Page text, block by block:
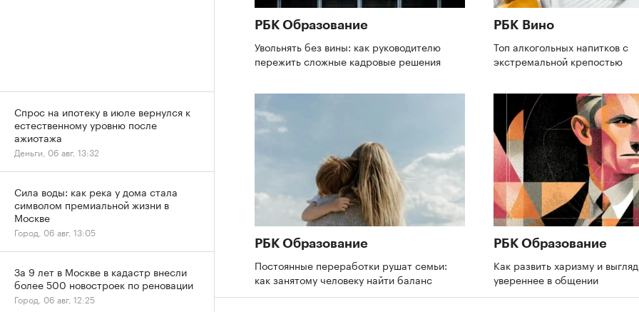
РБК Образование
Увольнять без вины: как руководителю
пережить сложные кадровые решения
РБК Вино
Топ алкогольных напитков с
экстремальной крепостью
РБК Образование
Постоянные переработки рушат семьи:
как занятому человеку найти баланс
РБК Образование
Как развить харизму и
увереннее в общении
Спрос на ипотеку в июле вернулся к
естественному уровню после
ажиотажа
Деньги, 06 авг, 13:32
Сила воды: как река у дома стала
символом премиальной жизни в
Москве
Город, 06 авг, 13:05
За 9 лет в Москве в кадастр внесли
более 500 новостроек по реновации
Город, 06 авг, 12:25